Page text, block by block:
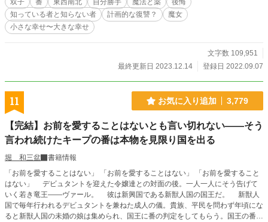
双子 番 東西南北 自分勝手 魔法と薬
後悔
知っている者と知らない者
計画的な復讐？
魔女
小さな幸せ〜大きな幸せ
文字数 109,951
最終更新日 2023.12.14
登録日 2022.09.07
11 お気に入り追加 3,779
【完結】お前を愛することはないとも言い切れない――そう
言われ続けたキープの番は本物を見限り国を出る
堀 和三盆
書籍情報
「お前を愛することはない」 「お前を愛することはない」 「お前を愛すること
はない」 デビュタントを迎えた令嬢達との対面の後。一人一人にそう告げて
いく若き竜王――ヴァール。 彼は新興国である新獣人国の国王だ。 新獣人
国で毎年行われるデビュタントを兼ねた成人の儀。貴族、平民を問わず年頃にな
ると新獣人国の未婚の娘は集められ、国王に番の判定をしてもらう。国王の番で